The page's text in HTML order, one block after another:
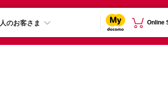
のお客さま Online